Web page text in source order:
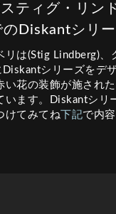
ティグ・リン
のDiskantシリ
リは(Stig Lindberg)、
シリーズをデ
い花の装飾が施され
います。Diskantシリ
けてみてね下記で内